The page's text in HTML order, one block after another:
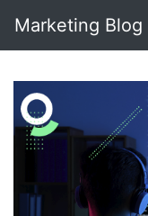
Marketing Blog